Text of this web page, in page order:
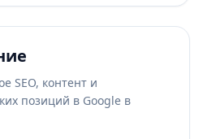
SEO, контент и
позиций в Google в